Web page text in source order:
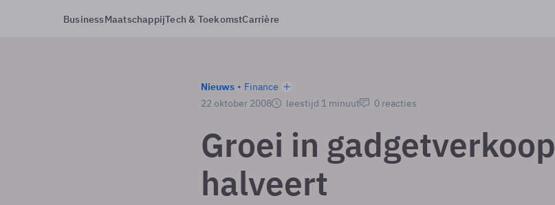
BusinessMaatschappijTech & ToekomstCarrière
Nieuws
Finance
22 oktober 2008
leestijd 1 minuut 0 reacties
Groei in gadgetverkoop
halveert